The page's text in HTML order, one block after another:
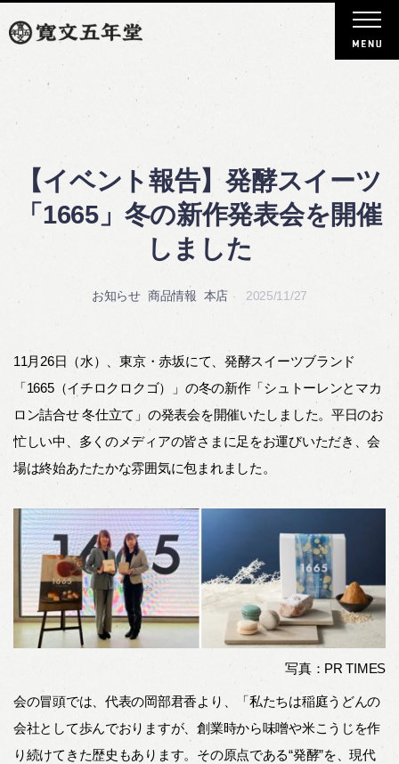
【イベント報告】発酵スイーツ
「1665」冬の新作発表会を開催
しました
お知らせ 商品情報 本店 2025/11/27
11月26日（水）、東京・赤坂にて、発酵スイーツブランド
「1665（イチロクロクゴ）」の冬の新作「シュトーレンとマカ
ロン詰合せ 冬仕立て」の発表会を開催いたしました。平日のお
忙しい中、多くのメディアの皆さまに足をお運びいただき、会
場は終始あたたかな雰囲気に包まれました。
写真：PR TIMES
会の冒頭では、代表の岡部君香より、「私たちは稲庭うどんの
会社として歩んでおりますが、創業時から味噌や米こうじを作
り続けてきた歴史もあります。その原点である“発酵”を、現代